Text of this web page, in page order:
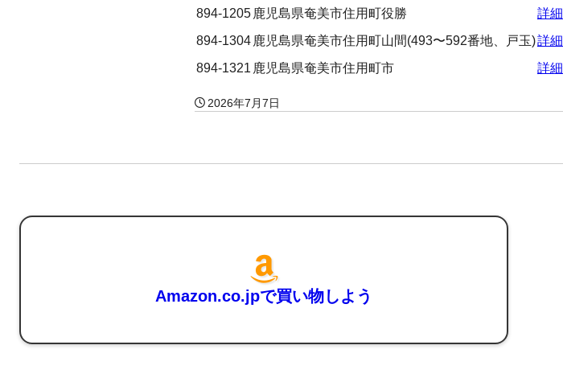
894-1205 鹿児島県奄美市住用町役勝
詳細
894-1304 鹿児島県奄美市住用町山間(493〜592番地、戸玉)詳細
894-1321 鹿児島県奄美市住用町市 詳細
2026年7月7日
Amazon.co.jpで買い物しよう